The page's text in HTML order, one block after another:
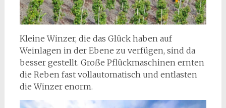
Kleine Winzer, die das Glück haben auf
Weinlagen in der Ebene zu verfügen, sind da
besser gestellt. Große Pflückmaschinen ernten
die Reben fast vollautomatisch und entlasten
die Winzer enorm.